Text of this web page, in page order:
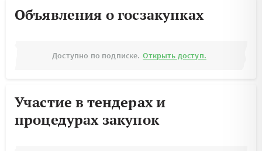
Объявления о госзакупках
Доступно по подписке. Открыть доступ.
Участие в тендерах и
процедурах закупок